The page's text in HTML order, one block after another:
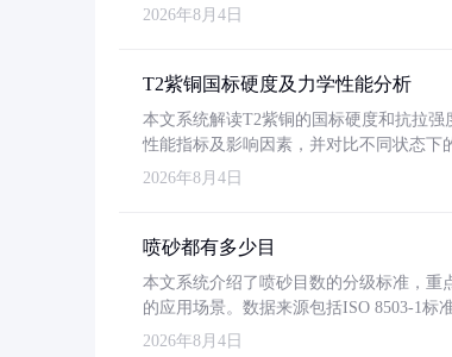
2026年8月4日
T2紫铜国标硬度及力学性能分析
本文系统解读T2紫铜的国标硬度和抗拉强
性能指标及影响因素，并对比不同状态下
2026年8月4日
喷砂都有多少目
本文系统介绍了喷砂目数的分级标准，重
的应用场景。数据来源包括ISO 8503-1标
2026年8月4日